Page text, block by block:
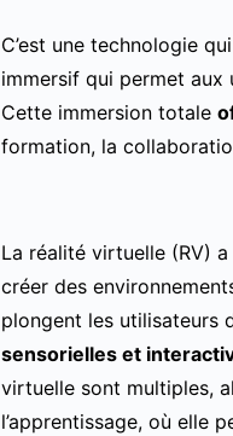
C’est une technologie
immersif qui permet aux
Cette immersion totale
formation, la
La réalité virtuelle (RV)
créer des
plongent les utilisateurs
sensorielles et
virtuelle sont multiples,
l’apprentissage, où elle